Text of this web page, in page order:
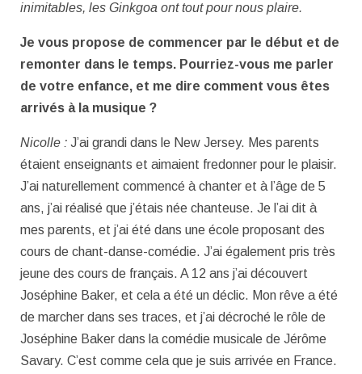
inimitables, les Ginkgoa ont tout pour nous plaire.
Je vous propose de commencer par le début et de
remonter dans le temps. Pourriez-vous me parler
de votre enfance, et me dire comment vous êtes
arrivés à la musique ?
Nicolle : J’ai grandi dans le New Jersey. Mes parents
étaient enseignants et aimaient fredonner pour le plaisir.
J’ai naturellement commencé à chanter et à l’âge de 5
ans, j’ai réalisé que j’étais née chanteuse. Je l’ai dit à
mes parents, et j’ai été dans une école proposant des
cours de chant-danse-comédie. J’ai également pris très
jeune des cours de français. A 12 ans j’ai découvert
Joséphine Baker, et cela a été un déclic. Mon rêve a été
de marcher dans ses traces, et j’ai décroché le rôle de
Joséphine Baker dans la comédie musicale de Jérôme
Savary. C’est comme cela que je suis arrivée en France.